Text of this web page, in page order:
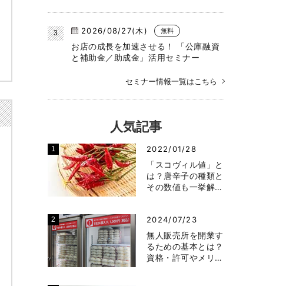
2026/08/27(木) 無料
お店の成長を加速させる！ 「公庫融資
と補助金／助成金」活用セミナー
セミナー情報一覧はこちら
人気記事
2022/01/28
「スコヴィル値」と
は？唐辛子の種類と
その数値も一挙解…
2024/07/23
無人販売所を開業す
るための基本とは？
資格・許可やメリ…